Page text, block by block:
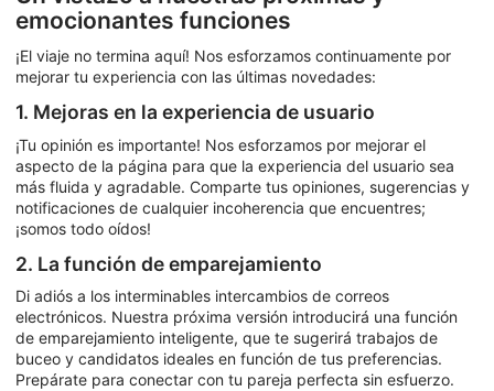
emocionantes funciones
¡El viaje no termina aquí! Nos esforzamos continuamente por
mejorar tu experiencia con las últimas novedades:
1. Mejoras en la experiencia de usuario
¡Tu opinión es importante! Nos esforzamos por mejorar el
aspecto de la página para que la experiencia del usuario sea
más fluida y agradable. Comparte tus opiniones, sugerencias y
notificaciones de cualquier incoherencia que encuentres;
¡somos todo oídos!
2. La función de emparejamiento
Di adiós a los interminables intercambios de correos
electrónicos. Nuestra próxima versión introducirá una función
de emparejamiento inteligente, que te sugerirá trabajos de
buceo y candidatos ideales en función de tus preferencias.
Prepárate para conectar con tu pareja perfecta sin esfuerzo.